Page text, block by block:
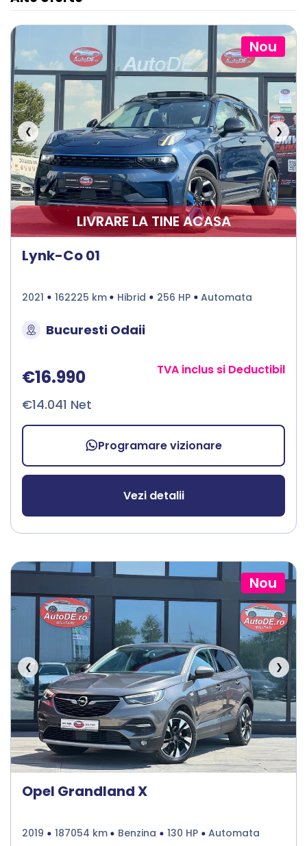
Nou
❮ ❯
LIVRARE LA TINE ACASA
Lynk-Co 01
2021 162225 km Hibrid 256 HP Automata
Bucuresti Odaii
€16.990
€14.041 Net
TVA inclus si Deductibil
Programare vizionare
Vezi detalii
Nou
❮ ❯
Opel Grandland X
2019 187054 km Benzina 130 HP Automata